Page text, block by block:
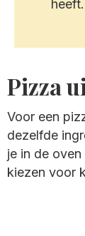
heeft.
Pizza
Voor een
dezelfde
je in de
kiezen voor